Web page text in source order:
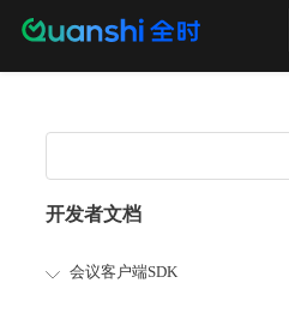
开发者文档
会议客户端SDK